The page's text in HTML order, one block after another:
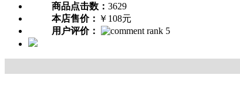
商品点击数： 3629
本店售价： ￥108元
用户评价：